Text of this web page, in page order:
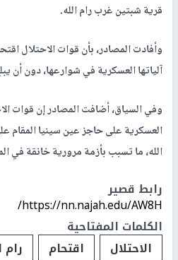
قرية شبتين غرب رام الله.
وأفادت المصادر، بأن قوات الاحتلال
آلياتها العسكرية في شوارعها، دون أن
وفي السياق، أضافت المصادر إن قوات
العسكرية على حاجز عين سينيا المقام
الله، ما تسبب بأزمة مرورية خانقة في
رابط قصير
https://nn.najah.edu/AW8H/
الكلمات المفتاحية
الاحتلال
اقتحام رام